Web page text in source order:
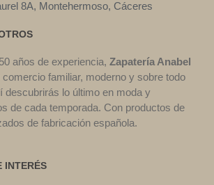
8A, Montehermoso, Cáceres
años de experiencia, Zapatería Anabel
comercio familiar, moderno y sobre todo
descubrirás lo último en moda y
de cada temporada. Con productos de
de fabricación española.
INTERÉS